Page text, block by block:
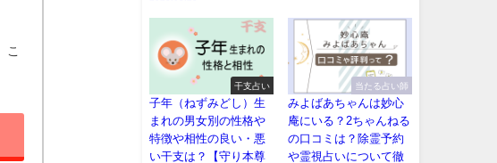
こ
干支占い
子年（ねずみどし）生
まれの男女別の性格や
特徴や相性の良い・悪
い干支は？【守り本尊
当たる占い師
みよばあちゃんは妙心
庵にいる？2ちゃんねる
の口コミは？除霊予約
や霊視占いについて徹